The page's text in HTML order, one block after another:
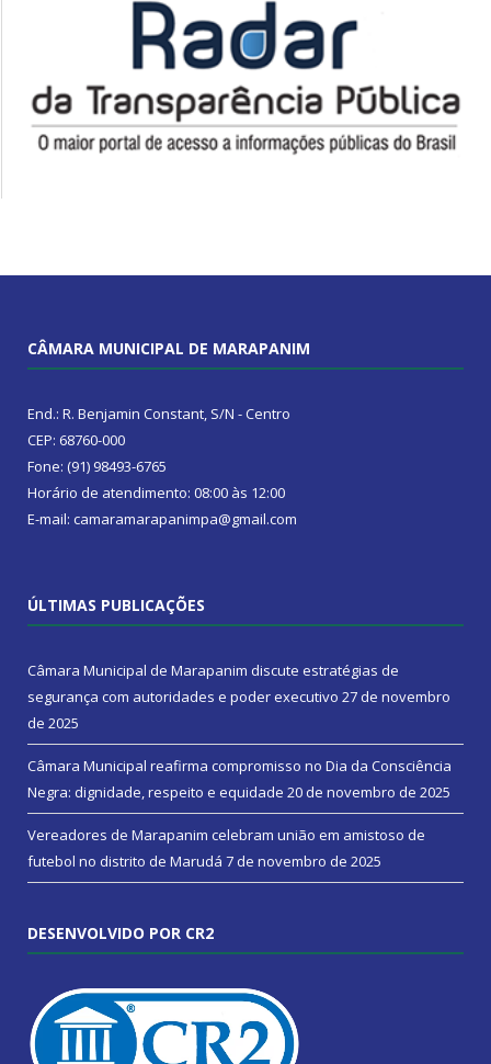
CÂMARA MUNICIPAL DE MARAPANIM
End.: R. Benjamin Constant, S/N - Centro
CEP: 68760-000
Fone: (91) 98493-6765
Horário de atendimento: 08:00 às 12:00
E-mail: camaramarapanimpa@gmail.com
ÚLTIMAS PUBLICAÇÕES
Câmara Municipal de Marapanim discute estratégias de
segurança com autoridades e poder executivo 27 de novembro
de 2025
Câmara Municipal reafirma compromisso no Dia da Consciência
Negra: dignidade, respeito e equidade 20 de novembro de 2025
Vereadores de Marapanim celebram união em amistoso de
futebol no distrito de Marudá 7 de novembro de 2025
DESENVOLVIDO POR CR2